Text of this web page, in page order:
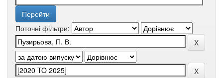
Поточні фільтри: